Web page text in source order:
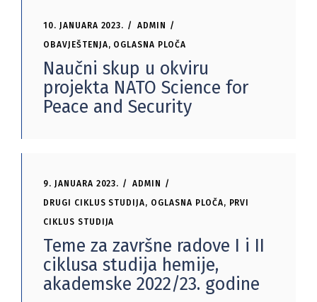
10. JANUARA 2023.
ADMIN
OBAVJEŠTENJA, OGLASNA PLOČA
Naučni skup u okviru
projekta NATO Science for
Peace and Security
9. JANUARA 2023.
ADMIN
DRUGI CIKLUS STUDIJA, OGLASNA PLOČA, PRVI
CIKLUS STUDIJA
Teme za završne radove I i II
ciklusa studija hemije,
akademske 2022/23. godine